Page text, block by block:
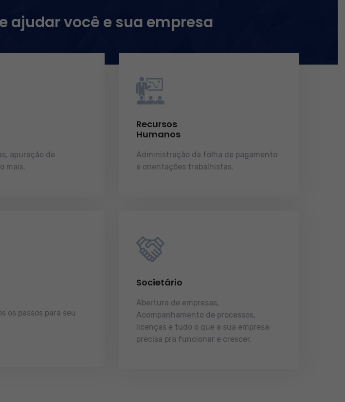
ajudar você e sua empresa
apuração de
mais.
Recursos
Humanos
Administração da folha de pagamento
e orientações trabalhistas.
os passos para seu
Societário
Abertura de empresas,
Acompanhamento de processos,
licenças e tudo o que a sua empresa
precisa pra funcionar e crescer.